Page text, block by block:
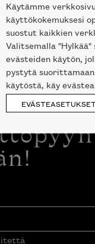
Helsingin
Käytämme
käyttökokemuksesi
suostut kaikkien
Valitsemalla
evästeiden käytön,
pystytä
käytöstä, käy